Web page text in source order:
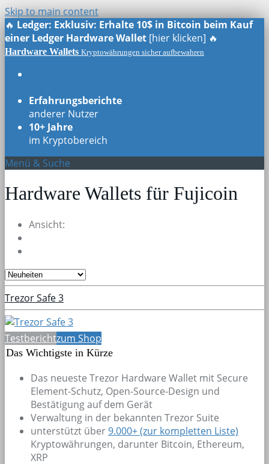
Skip to main content
🔥 Ledger: Exklusiv: Erhalte 10$ in Bitcoin beim Kauf
einer Ledger Hardware Wallet [hier klicken] 🔥
Hardware Wallets Kryptowährungen sicher aufbewahren
Erfahrungsberichte
anderer Nutzer
10+ Jahre
im Kryptobereich
Menü & Suche
Hardware Wallets für Fujicoin
Ansicht:
Trezor Safe 3
Testberichtzum Shop
Das Wichtigste in Kürze
Das neueste Trezor Hardware Wallet mit Secure
Element-Schutz, Open-Source-Design und
Bestätigung auf dem Gerät
Verwaltung in der bekannten Trezor Suite
unterstützt über9.000+(zur kompletten Liste)
Kryptowährungen, darunter Bitcoin, Ethereum,
XRP